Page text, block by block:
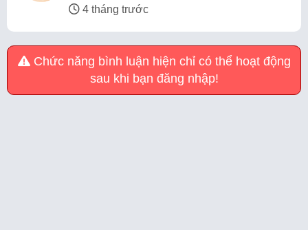
4 tháng trước
Chức năng bình luận hiện chỉ có thể hoạt động
sau khi bạn đăng nhập!